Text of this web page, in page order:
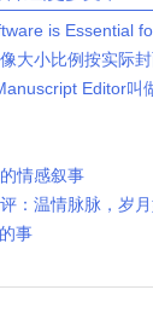
大小比例按实际封
Editor叫
情感叙事
：温情脉脉，岁
事